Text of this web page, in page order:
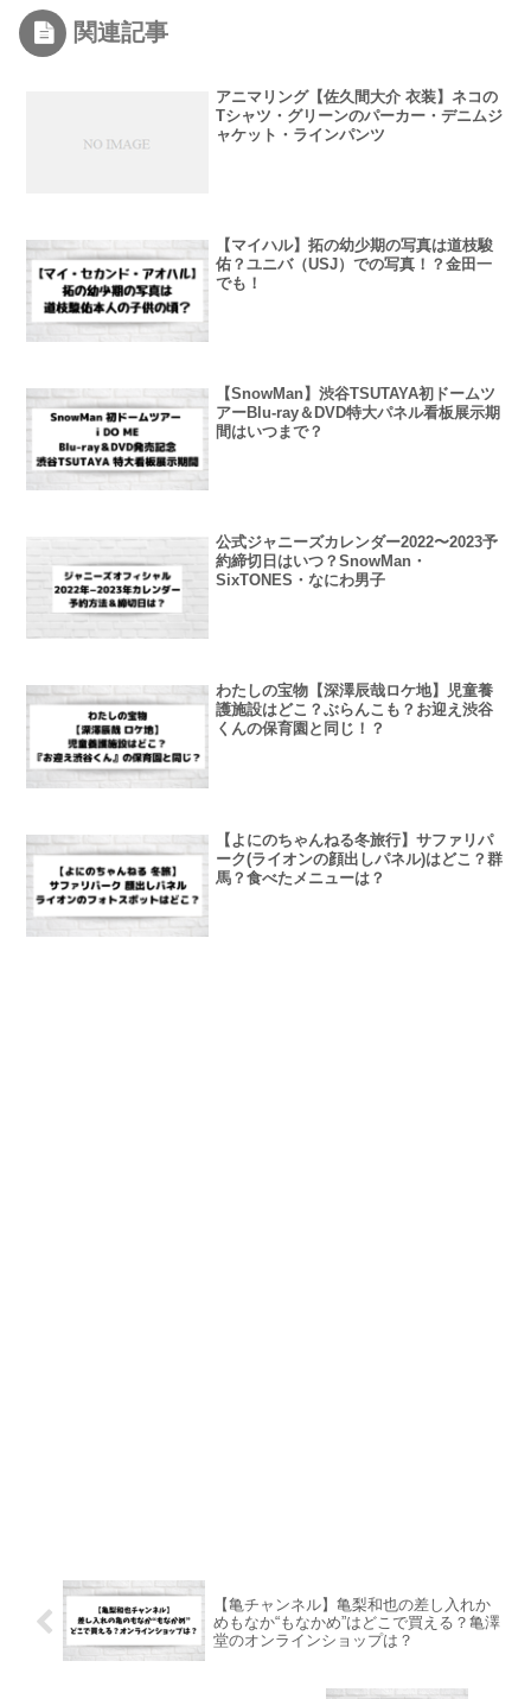
関連記事
アニマリング【佐久間大介 衣装】ネコの
Tシャツ・グリーンのパーカー・デニムジ
ャケット・ラインパンツ
【マイハル】拓の幼少期の写真は道枝駿
佑？ユニバ（USJ）での写真！？金田一
でも！
【SnowMan】渋谷TSUTAYA初ドームツ
アーBlu-ray＆DVD特大パネル看板展示期
間はいつまで？
公式ジャニーズカレンダー2022〜2023予
約締切日はいつ？SnowMan・
SixTONES・なにわ男子
わたしの宝物【深澤辰哉ロケ地】児童養
護施設はどこ？ぶらんこも？お迎え渋谷
くんの保育園と同じ！？
【よにのちゃんねる冬旅行】サファリパ
ーク(ライオンの顔出しパネル)はどこ？群
馬？食べたメニューは？
【亀チャンネル】亀梨和也の差し入れか
めもなか“もなかめ”はどこで買える？亀澤
堂のオンラインショップは？